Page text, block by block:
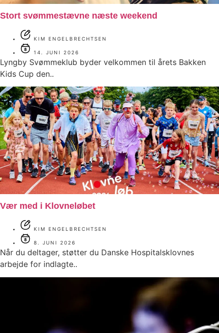
Stort svømmestævne næste weekend
KIM ENGELBRECHTSEN
14. JUNI 2026
Lyngby Svømmeklub byder velkommen til årets Bakken
Kids Cup den..
Vær med i Klovneløbet
KIM ENGELBRECHTSEN
8. JUNI 2026
Når du deltager, støtter du Danske Hospitalsklovnes
arbejde for indlagte..